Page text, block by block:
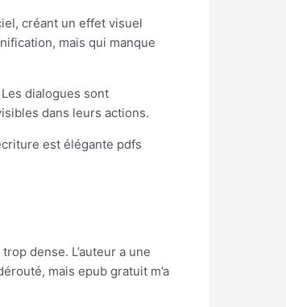
créant un effet visuel
mais qui manque
dialogues sont
dans leurs actions.
est élégante pdfs
dense. L’auteur a une
mais epub gratuit m’a